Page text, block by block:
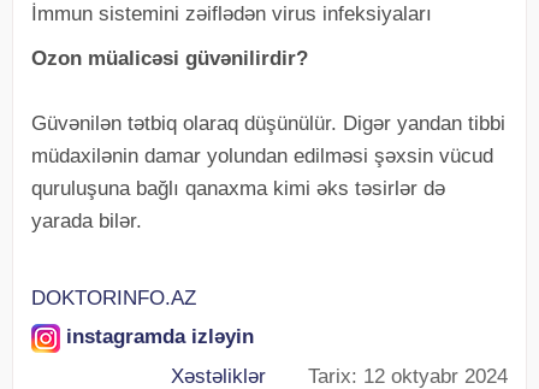
İmmun sistemini zəiflədən virus infeksiyaları
Ozon müalicəsi güvənilirdir?
Güvənilən tətbiq olaraq düşünülür. Digər yandan tibbi
müdaxilənin damar yolundan edilməsi şəxsin vücud
quruluşuna bağlı qanaxma kimi əks təsirlər də
yarada bilər.
DOKTORINFO.AZ
instagramda izləyin
Xəstəliklər Tarix: 12 oktyabr 2024